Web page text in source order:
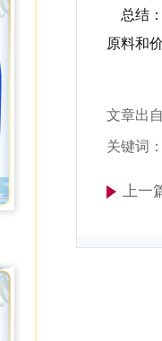
总结
原料和
文章出
关键词：
上一